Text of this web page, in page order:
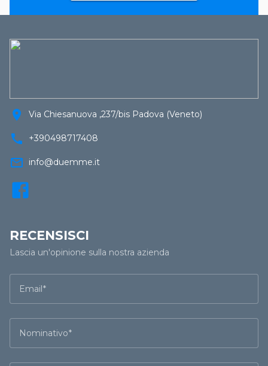
location_on Via Chiesanuova ,237/bis Padova (Veneto)
call +390498717408
mail_outline info@duemme.it
RECENSISCI
Lascia un'opinione sulla nostra azienda
Email
Nominativo